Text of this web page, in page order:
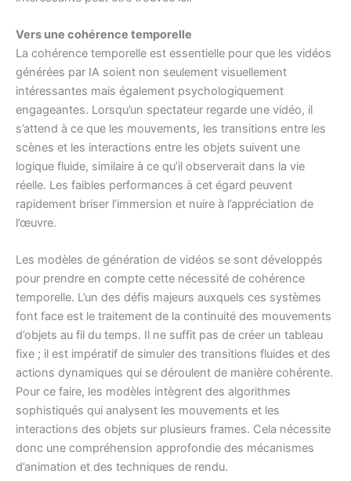
Vers une cohérence temporelle
La cohérence temporelle est essentielle pour que les vidéos
générées par IA soient non seulement visuellement
intéressantes mais également psychologiquement
engageantes. Lorsqu’un spectateur regarde une vidéo, il
s’attend à ce que les mouvements, les transitions entre les
scènes et les interactions entre les objets suivent une
logique fluide, similaire à ce qu’il observerait dans la vie
réelle. Les faibles performances à cet égard peuvent
rapidement briser l’immersion et nuire à l’appréciation de
l’œuvre.
Les modèles de génération de vidéos se sont développés
pour prendre en compte cette nécessité de cohérence
temporelle. L’un des défis majeurs auxquels ces systèmes
font face est le traitement de la continuité des mouvements
d’objets au fil du temps. Il ne suffit pas de créer un tableau
fixe ; il est impératif de simuler des transitions fluides et des
actions dynamiques qui se déroulent de manière cohérente.
Pour ce faire, les modèles intègrent des algorithmes
sophistiqués qui analysent les mouvements et les
interactions des objets sur plusieurs frames. Cela nécessite
donc une compréhension approfondie des mécanismes
d’animation et des techniques de rendu.